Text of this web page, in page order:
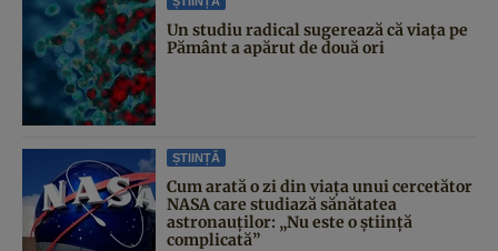
Un studiu radical sugerează că viața pe
Pământ a apărut de două ori
ȘTIINȚĂ
Cum arată o zi din viața unui cercetător
NASA care studiază sănătatea
astronauților: „Nu este o știință
complicată”